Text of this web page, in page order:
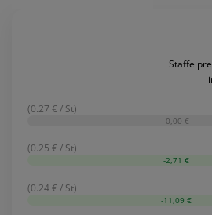
(0.27 € / St)
-0,00 €
(0.25 € / St)
-2,71 €
(0.24 € / St)
-11,09 €